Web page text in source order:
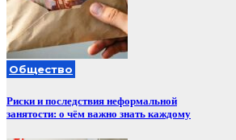
Общество
Риски и последствия неформальной
занятости: о чём важно знать каждому